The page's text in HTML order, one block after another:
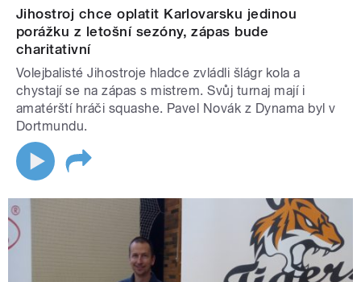
Jihostroj chce oplatit Karlovarsku jedinou
porážku z letošní sezóny, zápas bude
charitativní
Volejbalisté Jihostroje hladce zvládli šlágr kola a
chystají se na zápas s mistrem. Svůj turnaj mají i
amatérští hráči squashe. Pavel Novák z Dynama byl v
Dortmundu.